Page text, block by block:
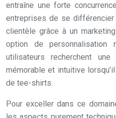
entraîne une forte
entreprises de se
clientèle grâce à un
option de
utilisateurs recherchent
mémorable et intuitive
de tee-shirts.
Pour exceller dans ce